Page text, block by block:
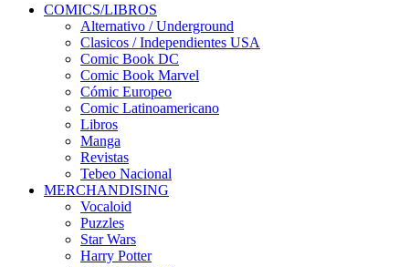
COMICS/LIBROS
Alternativo / Underground
Clasicos / Independientes USA
Comic Book DC
Comic Book Marvel
Cómic Europeo
Comic Latinoamericano
Libros
Manga
Revistas
Tebeo Nacional
MERCHANDISING
Vocaloid
Puzzles
Star Wars
Harry Potter